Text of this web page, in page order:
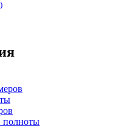
полноты